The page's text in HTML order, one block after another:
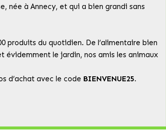
née à Annecy, et qui a bien grandi sans
produits du quotidien. De l’alimentaire bien
évidemment le jardin, nos amis les animaux
d’achat avec le code BIENVENUE25.